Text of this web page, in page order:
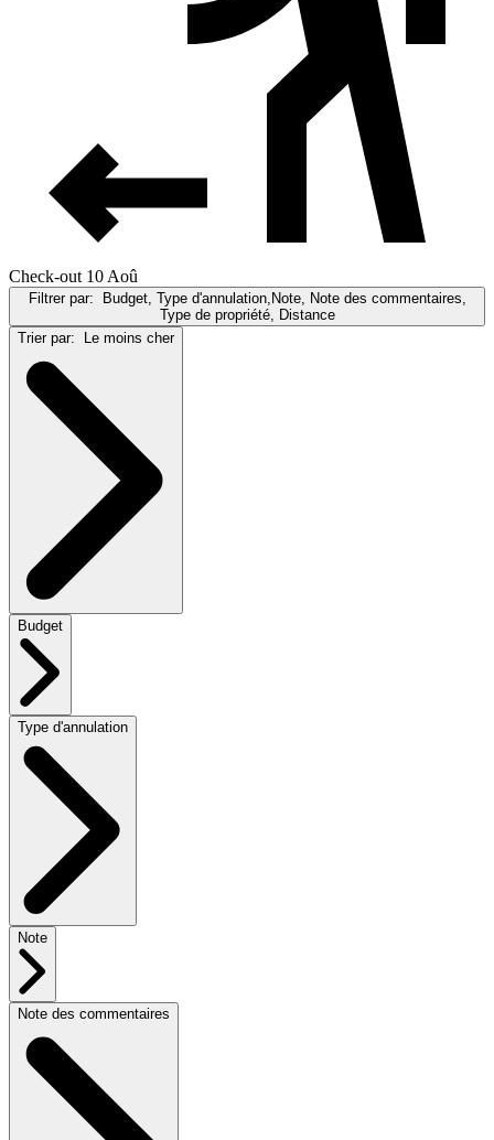
Check-out 10 Aoû
Filtrer par:
Budget, Type d'annulation,Note, Note des commentaires,
Type de propriété, Distance
Trier par:
Le moins cher
Budget
Type d'annulation
Note
Note des commentaires